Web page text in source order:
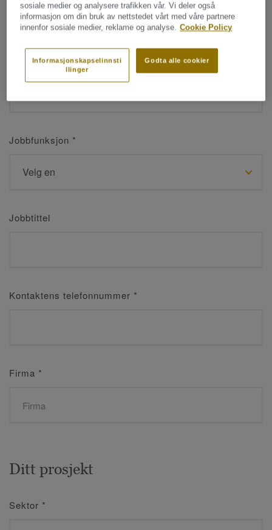
Etternavn*
Jobbfunksjon *
Jobbtittel
Kontaktens telefonnummer *
Firma *
Ditt prosjekt
Sektor *
sosiale medier og analysere trafikken vår. Vi deler også
informasjon om din bruk av nettstedet vårt med våre partnere
innenfor sosiale medier, reklame og analyse. Cookie Policy
Godta alle cookier
Informasjonskapselinnsti
llinger